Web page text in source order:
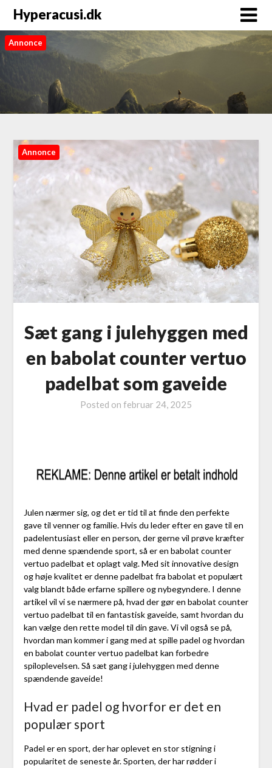
Hyperacusi.dk
Annonce
Annonce
Sæt gang i julehyggen med
en babolat counter vertuo
padelbat som gaveide
Posted on februar 24, 2025
Julen nærmer sig, og det er tid til at finde den perfekte
gave til venner og familie. Hvis du leder efter en gave til en
padelentusiast eller en person, der gerne vil prøve kræfter
med denne spændende sport, så er en babolat counter
vertuo padelbat et oplagt valg. Med sit innovative design
og høje kvalitet er denne padelbat fra babolat et populært
valg blandt både erfarne spillere og nybegyndere. I denne
artikel vil vi se nærmere på, hvad der gør en babolat counter
vertuo padelbat til en fantastisk gaveide, samt hvordan du
kan vælge den rette model til din gave. Vi vil også se på,
hvordan man kommer i gang med at spille padel og hvordan
en babolat counter vertuo padelbat kan forbedre
spiloplevelsen. Så sæt gang i julehyggen med denne
spændende gaveide!
Hvad er padel og hvorfor er det en
populær sport
Padel er en sport, der har oplevet en stor stigning i
popularitet de seneste år. Sporten, der har rødder i